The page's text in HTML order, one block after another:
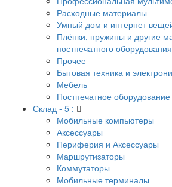
Расходные материалы
Умный дом и интернет
Плёнки, пружины и другие
постпечатного оборудования
Прочее
Бытовая техника и
Мебель
Постпечатное оборудование
Склад - 5 :
Мобильные компьютеры
Аксессуары
Периферия и Аксессуары
Маршрутизаторы
Коммутаторы
Мобильные терминалы